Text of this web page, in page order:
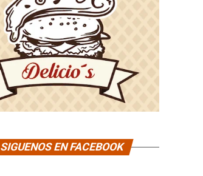
SIGUENOS EN FACEBOOK